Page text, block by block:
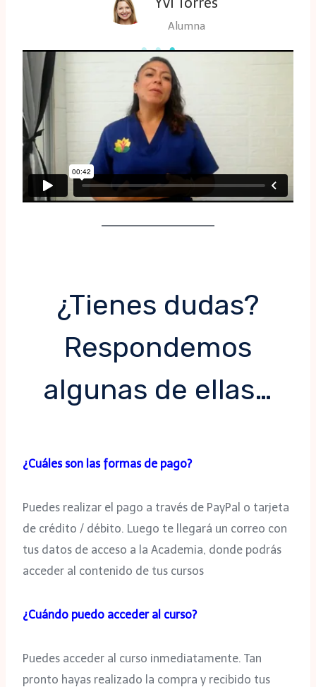
Alumna
¿Tienes dudas?
Respondemos
algunas de ellas…
¿Cuáles son las formas de pago?
Puedes realizar el pago a través de PayPal o tarjeta
de crédito / débito. Luego te llegará un correo con
tus datos de acceso a la Academia, donde podrás
acceder al contenido de tus cursos
¿Cuándo puedo acceder al curso?
Puedes acceder al curso inmediatamente. Tan
pronto hayas realizado la compra y recibido tus